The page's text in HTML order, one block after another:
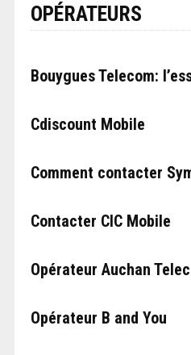
OPÉRATEURS
Bouygues Telecom:
Cdiscount Mobile
Comment contacter
Contacter CIC Mobile
Opérateur Auchan
Opérateur B and You